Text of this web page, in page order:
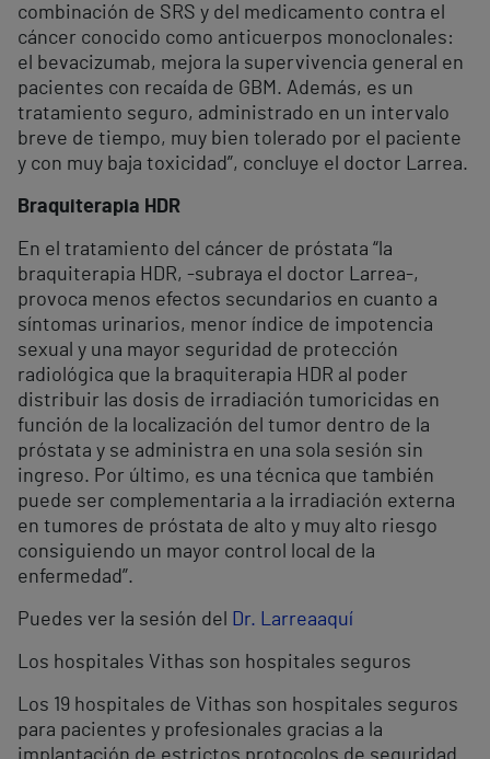
combinación de SRS y del medicamento contra el
cáncer conocido como anticuerpos monoclonales:
el bevacizumab, mejora la supervivencia general en
pacientes con recaída de GBM. Además, es un
tratamiento seguro, administrado en un intervalo
breve de tiempo, muy bien tolerado por el paciente
y con muy baja toxicidad”, concluye el doctor Larrea.
Braquiterapia HDR
En el tratamiento del cáncer de próstata “la
braquiterapia HDR, -subraya el doctor Larrea-,
provoca menos efectos secundarios en cuanto a
síntomas urinarios, menor índice de impotencia
sexual y una mayor seguridad de protección
radiológica que la braquiterapia HDR al poder
distribuir las dosis de irradiación tumoricidas en
función de la localización del tumor dentro de la
próstata y se administra en una sola sesión sin
ingreso. Por último, es una técnica que también
puede ser complementaria a la irradiación externa
en tumores de próstata de alto y muy alto riesgo
consiguiendo un mayor control local de la
enfermedad”.
Puedes ver la sesión del Dr. Larreaaquí
Los hospitales Vithas son hospitales seguros
Los 19 hospitales de Vithas son hospitales seguros
para pacientes y profesionales gracias a la